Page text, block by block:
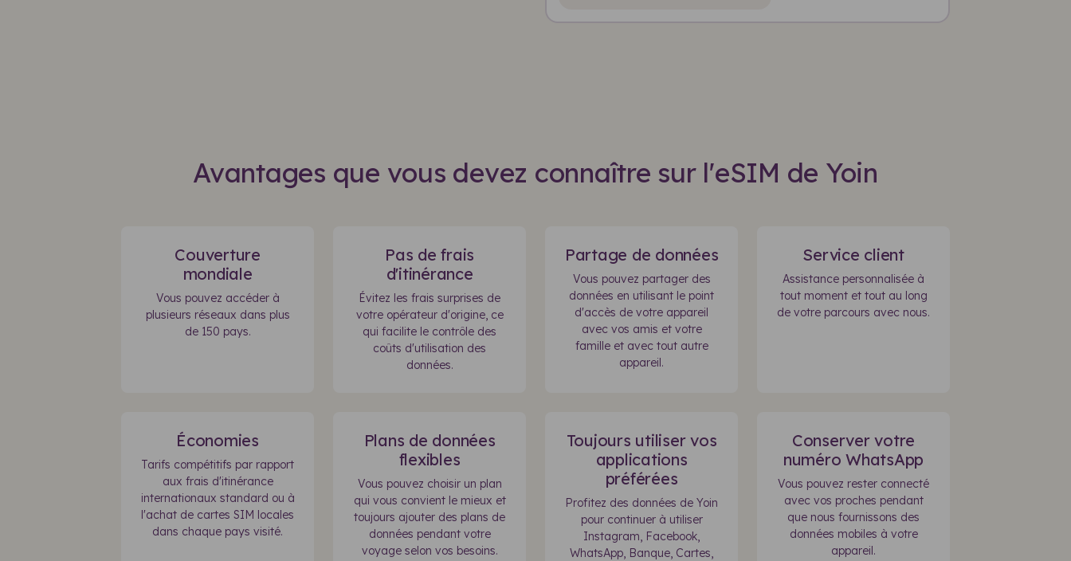
Avantages que vous devez connaître sur l'eSIM de Yoin
Couverture
mondiale
Vous pouvez accéder à
plusieurs réseaux dans plus
de 150 pays.
Pas de frais
d'itinérance
Évitez les frais surprises de
votre opérateur d'origine, ce
qui facilite le contrôle des
coûts d'utilisation des
données.
Partage de données
Vous pouvez partager des
données en utilisant le point
d'accès de votre appareil
avec vos amis et votre
famille et avec tout autre
appareil.
Service client
Assistance personnalisée à
tout moment et tout au long
de votre parcours avec nous.
Économies
Tarifs compétitifs par rapport
aux frais d'itinérance
internationaux standard ou à
l'achat de cartes SIM locales
dans chaque pays visité.
Plans de données
flexibles
Vous pouvez choisir un plan
qui vous convient le mieux et
toujours ajouter des plans de
données pendant votre
voyage selon vos besoins.
Toujours utiliser vos
applications
préférées
Profitez des données de Yoin
pour continuer à utiliser
Instagram, Facebook,
WhatsApp, Banque, Cartes,
Conserver votre
numéro WhatsApp
Vous pouvez rester connecté
avec vos proches pendant
que nous fournissons des
données mobiles à votre
appareil.